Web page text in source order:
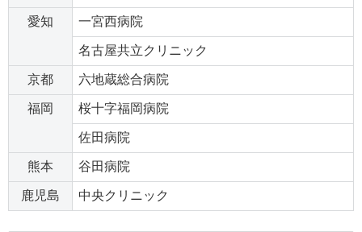
愛知 一宮西病院
名古屋共立クリニック
京都 六地蔵総合病院
福岡 桜十字福岡病院
佐田病院
熊本 谷田病院
鹿児島 中央クリニック